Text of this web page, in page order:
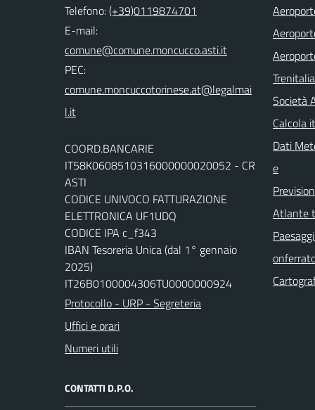
Telefono:(+39)0119874701
E-mail:
comune@comune.moncucco.asti.it
PEC:
comune.moncuccotorinese.at@legalmai
l.it
COORD.BANCARIE
IT58K0608510316000000020052 - CR
ASTI
CODICE UNIVOCO FATTURAZIONE
ELETTRONICA UF1UDQ
CODICE IPA c_f343
IBAN Tesoreria Unica (dal 1° gennaio
2025)
IT26B0100004306TU0000000924
Protocollo - URP - Segreteria
Uffici e orari
Numeri utili
CONTATTI D.P.O.
Società
Calcola
Dati
e
Atlante